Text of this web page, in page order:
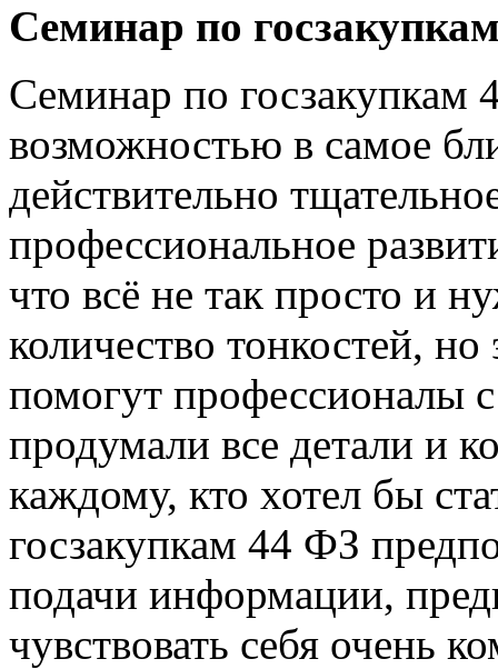
Семинар по
Семинар по госзакупкам
возможностью в самое
действительно
профессиональное
что всё не так просто и
количество тонкостей,
помогут профессионалы
продумали все детали и
каждому, кто хотел бы
госзакупкам 44 ФЗ
подачи информации,
чувствовать себя очень